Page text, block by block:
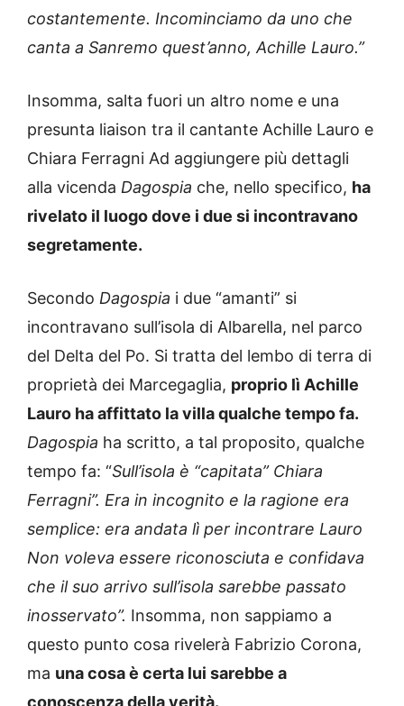
costantemente. Incominciamo da uno che
canta a Sanremo quest’anno, Achille Lauro.”
Insomma, salta fuori un altro nome e una
presunta liaison tra il cantante Achille Lauro e
Chiara Ferragni Ad aggiungere più dettagli
alla vicenda Dagospia che, nello specifico, ha
rivelato il luogo dove i due si incontravano
segretamente.
Secondo Dagospia i due “amanti” si
incontravano sull’isola di Albarella, nel parco
del Delta del Po. Si tratta del lembo di terra di
proprietà dei Marcegaglia, proprio lì Achille
Lauro ha affittato la villa qualche tempo fa.
Dagospia ha scritto, a tal proposito, qualche
tempo fa: “Sull’isola è “capitata” Chiara
Ferragni”. Era in incognito e la ragione era
semplice: era andata lì per incontrare Lauro
Non voleva essere riconosciuta e confidava
che il suo arrivo sull’isola sarebbe passato
inosservato”. Insomma, non sappiamo a
questo punto cosa rivelerà Fabrizio Corona,
ma una cosa è certa lui sarebbe a
conoscenza della verità.